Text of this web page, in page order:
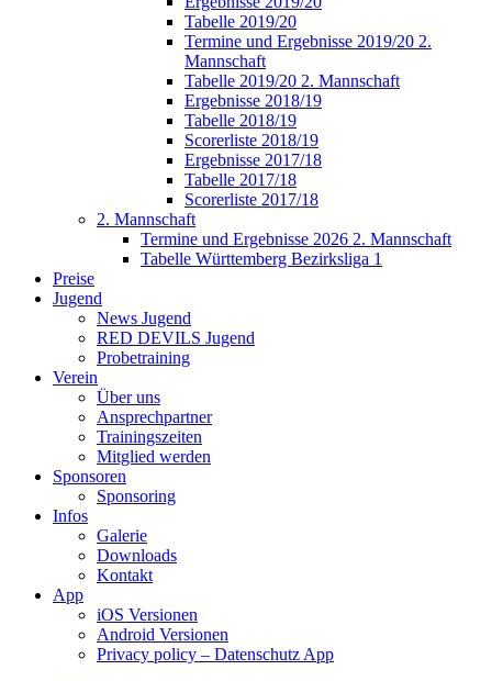
Tabelle 2019/20
Termine und Ergebnisse 2019/20 2.
Mannschaft
Tabelle 2019/20 2. Mannschaft
Ergebnisse 2018/19
Tabelle 2018/19
Scorerliste 2018/19
Ergebnisse 2017/18
Tabelle 2017/18
Scorerliste 2017/18
2. Mannschaft
Termine und Ergebnisse 2026 2. Mannschaft
Tabelle Württemberg Bezirksliga 1
Preise
Jugend
News Jugend
RED DEVILS Jugend
Probetraining
Verein
Über uns
Ansprechpartner
Trainingszeiten
Mitglied werden
Sponsoren
Sponsoring
Infos
Galerie
Downloads
Kontakt
App
iOS Versionen
Android Versionen
Privacy policy – Datenschutz App